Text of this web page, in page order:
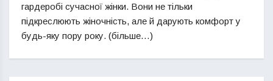
гардеробі сучасної жінки. Вони не тільки
підкреслюють жіночність, але й дарують комфорт у
будь-яку пору року. (більше…)